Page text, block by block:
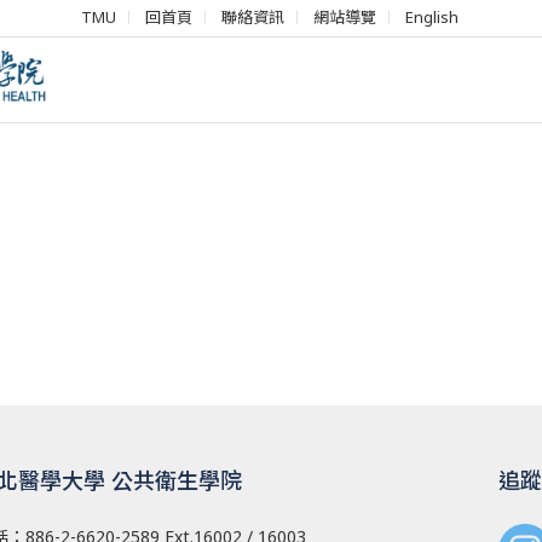
TMU 回首頁 聯絡資訊 網站導覽 English
醫學大學 公共衛生學院
886-2-6620-2589 Ext.16002 / 16003
追